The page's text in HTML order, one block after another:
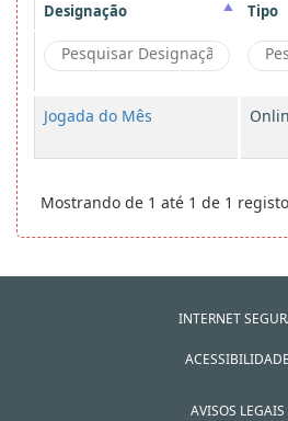
Designação Tipo
Jogada do Mês
Mostrando de 1 até 1 de 1
INTERNET
ACESSIBILIDADE
AVISOS LEGAIS